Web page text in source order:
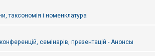
таксономія і номенклатура
семінарів, презентацій - Анонсы